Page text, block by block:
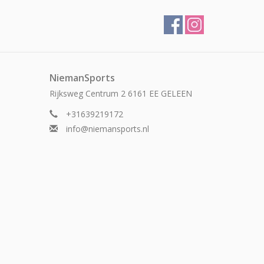
NiemanSports
Rijksweg Centrum 2 6161 EE GELEEN
+31639219172
info@niemansports.nl